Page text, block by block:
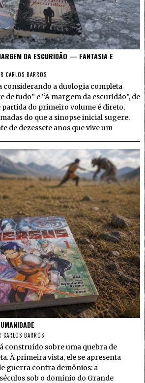
DA ESCURIDÃO — FANTASIA E
CARLOS BARROS
considerando a duologia completa
de tudo” e “A margem da escuridão”, de
partida do primeiro volume é direto,
do que a sinopse inicial sugere.
de dezessete anos que vive um
CARLOS BARROS
construído sobre uma quebra de
À primeira vista, ele se apresenta
guerra contra demônios: a
sob o domínio do Grande